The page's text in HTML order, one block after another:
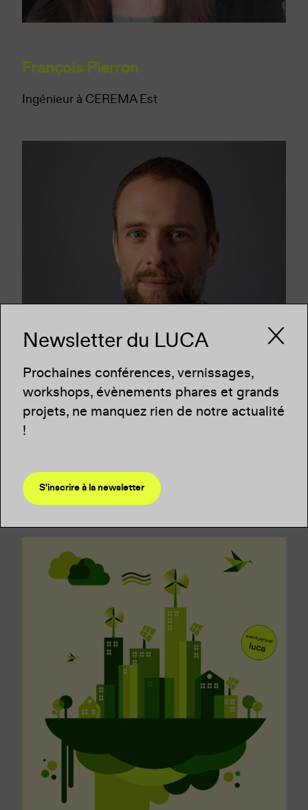
François Pierron
Ingénieur à CEREMA Est
Vous pourriez être
intéressé.e
Newsletter du LUCA
Prochaines conférences, vernissages,
workshops, évènements phares et grands
projets, ne manquez rien de notre actualité
!
S'inscrire à la newsletter